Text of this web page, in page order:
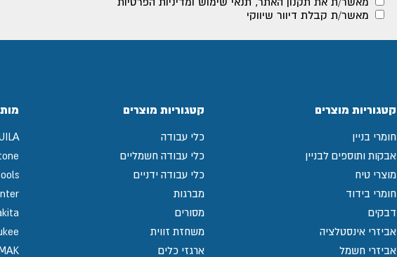
מאשר/ת קבלת דיוור שיווקי
קטגוריות מוצרים
חומרי בניין
אבקות ותוספים לבניין
מוצרי טיח
חומרי בידוד
דבקים
אביזרי אינסטלציה
אביזרי חשמל
קטגוריות מוצרים
כלי עבודה
כלי עבודה חשמליים
כלי עבודה ידניים
מברגות
מסורים
משחזת זווית
ארגזי כלים